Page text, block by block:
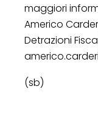
maggiori
Americo
Detrazioni
(sb)